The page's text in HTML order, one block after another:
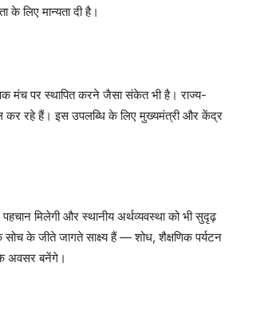
के लिए मान्यता दी है।
मंच पर स्थापित करने जैसा संकेत भी है। राज्य-
कर रहे हैं। इस उपलब्धि के लिए मुख्यमंत्री और केंद्र
मिलेगी और स्थानीय अर्थव्यवस्था को भी सुदृढ़
के जीते जागते साक्ष्य हैं — शोध, शैक्षणिक पर्यटन
के अवसर बनेंगे।